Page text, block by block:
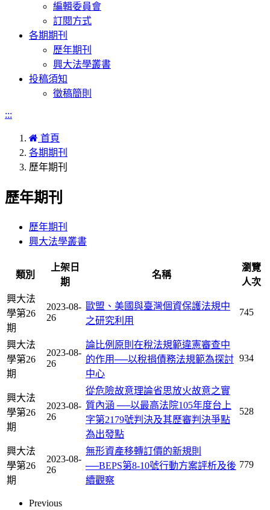
編輯委員會
訂閱方式
各期期刊
歷年期刊
興大法學叢書
投稿須知
徵稿簡則
:::
首頁
各期期刊
歷年期刊
歷年期刊
歷年期刊
興大法學叢書
類別
上架日
期
名稱
瀏覽
人次
興大法
學第26
期
2023-08-
26
歐盟、美國與臺灣個資保護法規中
之研究利用
745
興大法
學第26
期
2023-08-
26
論比例原則在稅法規範違憲審查中
的作用──以稅捐債務法規範為探討
中心
934
興大法
學第26
期
2023-08-
26
從危險故意理論省思放火故意之實
質內涵 ──以最高法院105年度台上
字第2179號判決及其歷審判決爭點
為出發點
528
興大法
學第26
期
2023-08-
26
無形資產移轉訂價的新規則
──BEPS第8-10號行動方案評析及後
續觀察
779
Previous